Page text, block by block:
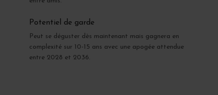
Potentiel de garde
Peut se déguster dès maintenant mais gagnera en
complexité sur 10-15 ans avec une apogée attendue
entre 2028 et 2036.